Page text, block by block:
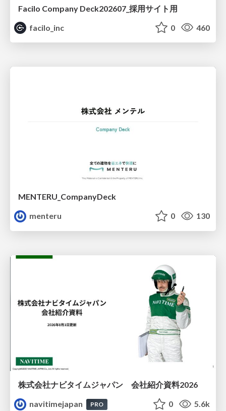
Facilo Company Deck202607_採用サイト用
facilo_inc
0 460
MENTERU_CompanyDeck
menteru
0 130
株式会社ナビタイムジャパン 会社紹介資料2026
navitimejapan
PRO 0 5.6k